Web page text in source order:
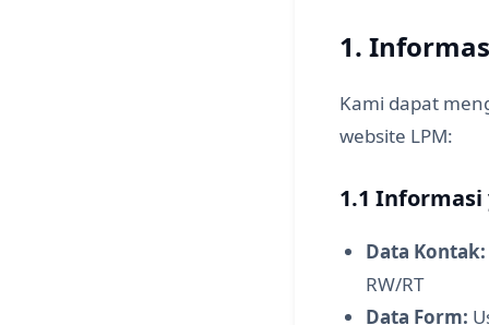
1.
Kami dapat
website LPM:
1.1
Data Kontak:
RW/RT
Data Form: